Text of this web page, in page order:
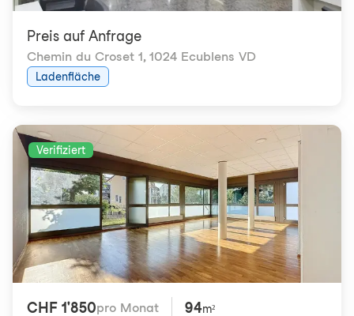
Preis auf Anfrage
Chemin du Croset 1, 1024 Ecublens VD
Ladenfläche
Verifiziert
CHF 1'850pro Monat 94m²